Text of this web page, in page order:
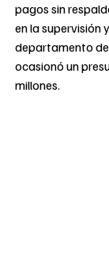
pagos sin
en la supervisión
departamento
ocasionó un
millones.